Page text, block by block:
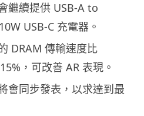
繼續提供 USB-A to
USB-C 充電器。
DRAM 傳輸速度比
，可改善 AR 表現。
會同步發表，以求達到最